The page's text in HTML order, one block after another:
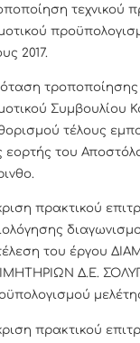
τεχνικού
2017.
Συμβουλίου
τέλους
εορτής του
πρακτικού
του έργου
Δ.Ε.
πρακτικού